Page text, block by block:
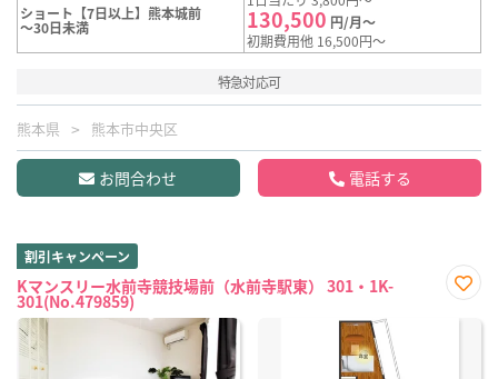
ショート【7日以上】熊本城前
～30日未満 130,500 円/月～
初期費用他 16,500円～
特急対応可
熊本県 熊本市中央区
お問合わせ 電話する
割引キャンペーン
Kマンスリー水前寺競技場前（水前寺駅東） 301・1K-
301(No.479859)
に入